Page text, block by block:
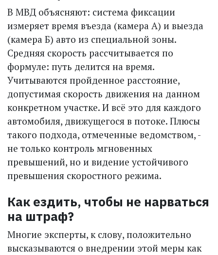
В МВД объясняют: система фиксации
измеряет время въез­да (камера А) и выезда
(камера Б) авто из специальной зоны.
Средняя скорость рассчитывается по
формуле: путь делится на время.
Учитываются пройденное расстояние,
допустимая скорость движения на данном
конкретном участке. И всё это для каждого
автомобиля, движущегося в потоке. Плюсы
такого подхода, отмеченные ведомством, -
не только конт­роль мгновенных
превышений, но и видение устойчивого
превышения скоростного режима.
Как ездить, чтобы не нарваться
на штраф?
Многие эксперты, к слову, положительно
высказываются о внедрении этой меры как